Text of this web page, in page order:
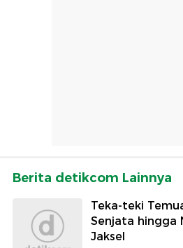
Berita detikcom Lainnya
Teka-teki
Senjata hingga
Jaksel